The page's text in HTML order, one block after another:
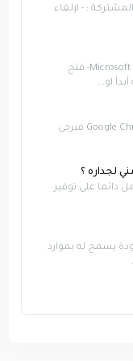
: - لإلغاء
لحذف الكاش من نظام تشغيل Microsoft Windows 1- فتح
- لحذف الملفات المؤقتة على متصفح Google Chrome فيرجى
لجداره ؟
دائما على توفير
يسمح له بموارد